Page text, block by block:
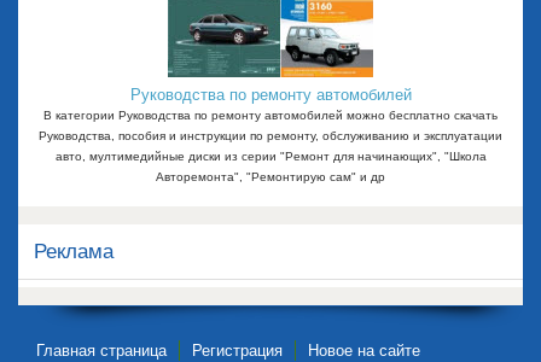
Руководства по ремонту автомобилей
В категории Руководства по ремонту автомобилей можно бесплатно скачать
Руководства, пособия и инструкции по ремонту, обслуживанию и эксплуатации
авто, мултимедийные диски из серии "Ремонт для начинающих", "Школа
Авторемонта", "Ремонтирую сам" и др
Реклама
Главная страница Регистрация
Новое на сайте